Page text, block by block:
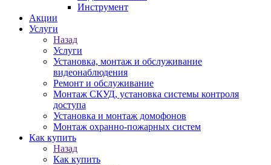
Инструмент
Акции
Услуги
Назад
Услуги
Установка, монтаж и обслуживание
видеонаблюдения
Ремонт и обслуживание
Монтаж СКУД, установка системы контроля
доступа
Установка и монтаж домофонов
Монтаж охранно-пожарных систем
Как купить
Назад
Как купить